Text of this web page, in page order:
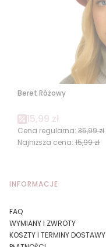
Beret Różowy
Cena promocyjna
15,99 zł
Cena regularna: 35,99 zł
Najniższa cena: 15,99 zł
Linki w stopce
INFORMACJE
FAQ
WYMIANY I ZWROTY
KOSZTY I TERMINY DOSTAWY